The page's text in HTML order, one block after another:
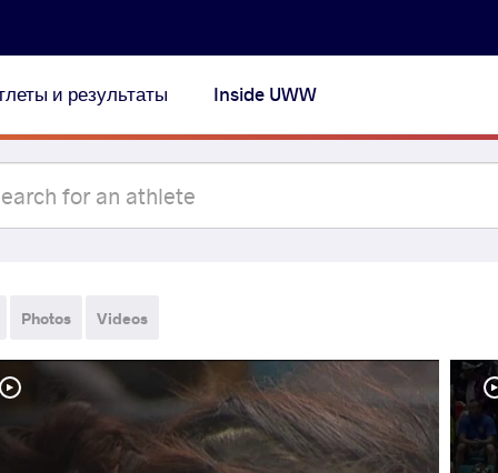
и результаты Inside UWW
Photos Videos